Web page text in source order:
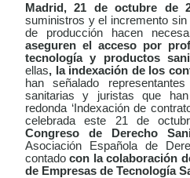
Madrid, 21 de octubre de
suministros y el incremento
de producción hacen
aseguren el acceso por
tecnología y productos
ellas, la indexación de los
han señalado
sanitarias y juristas que
redonda ‘Indexación de
celebrada este 21 de
Congreso de Derecho
Asociación Española de
contadocon la colaboración
de Empresas de Tecnología